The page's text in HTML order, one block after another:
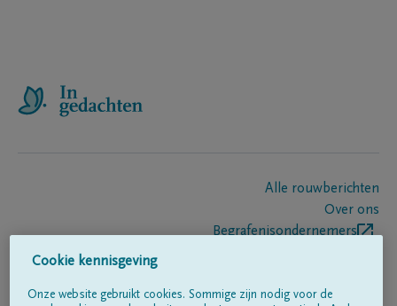
Alle rouwberichten
Over ons
Begrafenisondernemers
Cookie kennisgeving
Onze website gebruikt cookies. Sommige zijn nodig voor de